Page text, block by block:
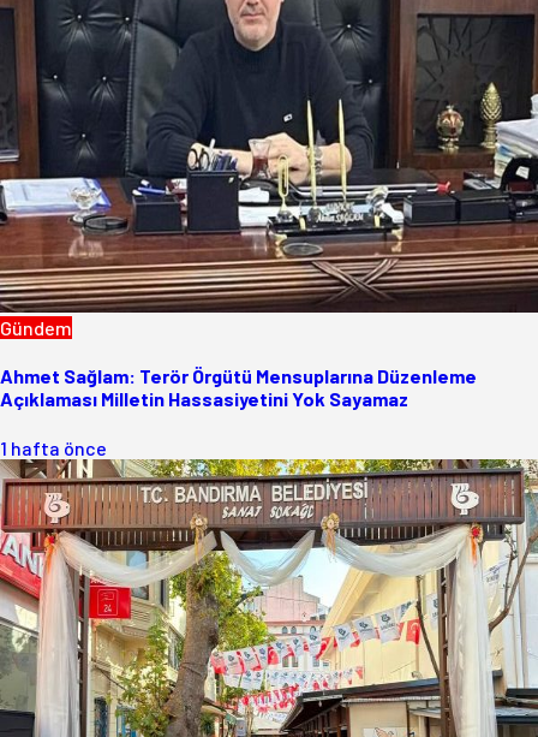
Gündem
Ahmet Sağlam: Terör Örgütü Mensuplarına Düzenleme
Açıklaması Milletin Hassasiyetini Yok Sayamaz
1 hafta önce